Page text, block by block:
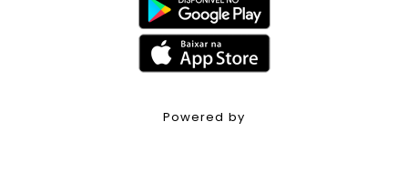
Powered by